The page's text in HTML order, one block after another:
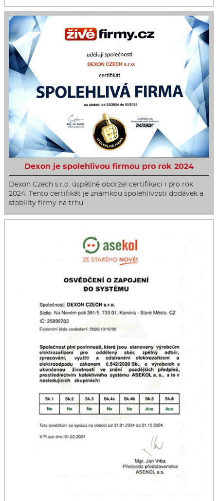
Dexon je spolehlivou firmou pro rok 2024
Dexon Czech s.r.o. úspěšně obdržel certifikaci i pro rok
2024. Tento certifikát je známkou spolehlivosti dodávek a
stability firmy na trhu.